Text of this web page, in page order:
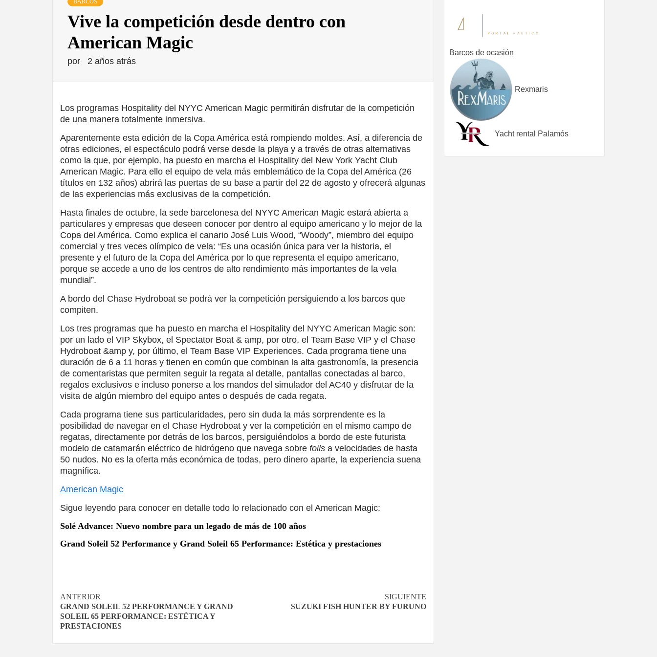
BARCOS
Vive la competición desde dentro con
American Magic
por 2 años atrás
Los programas Hospitality del NYYC American Magic permitirán disfrutar de la competición
de una manera totalmente inmersiva.
Aparentemente esta edición de la Copa América está rompiendo moldes. Así, a diferencia de
otras ediciones, el espectáculo podrá verse desde la playa y a través de otras alternativas
como la que, por ejemplo, ha puesto en marcha el Hospitality del New York Yacht Club
American Magic. Para ello el equipo de vela más emblemático de la Copa del América (26
títulos en 132 años) abrirá las puertas de su base a partir del 22 de agosto y ofrecerá algunas
de las experiencias más exclusivas de la competición.
Hasta finales de octubre, la sede barcelonesa del NYYC American Magic estará abierta a
particulares y empresas que deseen conocer por dentro al equipo americano y lo mejor de la
Copa del América. Como explica el canario José Luis Wood, “Woody”, miembro del equipo
comercial y tres veces olímpico de vela: “Es una ocasión única para ver la historia, el
presente y el futuro de la Copa del América por lo que representa el equipo americano,
porque se accede a uno de los centros de alto rendimiento más importantes de la vela
mundial”.
A bordo del Chase Hydroboat se podrá ver la competición persiguiendo a los barcos que
compiten.
Los tres programas que ha puesto en marcha el Hospitality del NYYC American Magic son:
por un lado el VIP Skybox, el Spectator Boat & amp, por otro, el Team Base VIP y el Chase
Hydroboat &amp y, por último, el Team Base VIP Experiences. Cada programa tiene una
duración de 6 a 11 horas y tienen en común que combinan la alta gastronomía, la presencia
de comentaristas que permiten seguir la regata al detalle, pantallas conectadas al barco,
regalos exclusivos e incluso ponerse a los mandos del simulador del AC40 y disfrutar de la
visita de algún miembro del equipo antes o después de cada regata.
Cada programa tiene sus particularidades, pero sin duda la más sorprendente es la
posibilidad de navegar en el Chase Hydroboat y ver la competición en el mismo campo de
regatas, directamente por detrás de los barcos, persiguiéndolos a bordo de este futurista
modelo de catamarán eléctrico de hidrógeno que navega sobre foils a velocidades de hasta
50 nudos. No es la oferta más económica de todas, pero dinero aparte, la experiencia suena
magnífica.
American Magic
Sigue leyendo para conocer en detalle todo lo relacionado con el American Magic:
Solé Advance: Nuevo nombre para un legado de más de 100 años
Grand Soleil 52 Performance y Grand Soleil 65 Performance: Estética y prestaciones
Navegación
de
ANTERIOR
GRAND SOLEIL 52 PERFORMANCE Y GRAND
SOLEIL 65 PERFORMANCE: ESTÉTICA Y
PRESTACIONES
SIGUIENTE
SUZUKI FISH HUNTER BY FURUNO
Barcos de ocasión
Rexmaris
Yacht rental Palamós